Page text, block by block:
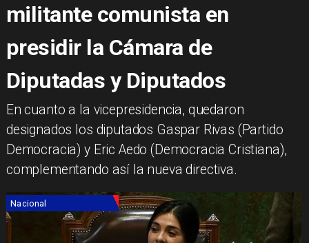
militante comunista en
presidir la Cámara de
Diputadas y Diputados
​En cuanto a la vicepresidencia, quedaron
designados los diputados Gaspar Rivas (Partido
Democracia) y Eric Aedo (Democracia Cristiana),
complementando así la nueva directiva.
Nacional